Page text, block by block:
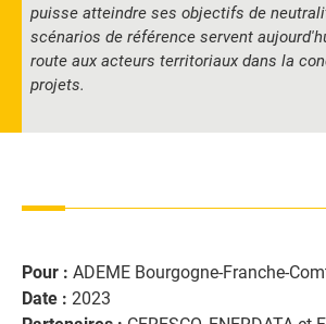
puisse atteindre ses objectifs de
scénarios de référence servent
route aux acteurs territoriaux dans la
projets.
Pour : ADEME Bourgogne-Franche-
Date : 2023